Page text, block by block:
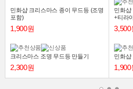
민화샵 크리스마스 종이 무드등 (조명
포함)
1,900원
민화샵
+티라
3,500
크리스마스 조명 무드등 만들기
2,300원
민화샵
1,900